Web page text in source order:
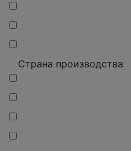
Страна производства